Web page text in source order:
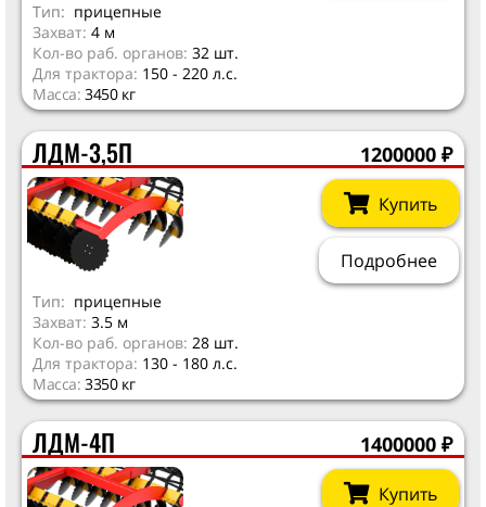
Тип: прицепные
Захват: 4 м
Кол-во раб. органов: 32 шт.
Для трактора: 150 - 220 л.с.
Масса: 3450 кг
ЛДМ-3,5П 1200000 ₽
Купить
Подробнее
Тип: прицепные
Захват: 3.5 м
Кол-во раб. органов: 28 шт.
Для трактора: 130 - 180 л.с.
Масса: 3350 кг
ЛДМ-4П 1400000 ₽
Купить